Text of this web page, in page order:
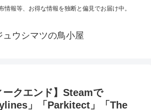
情報等、お得な情報を独断と偏見でお届け中。
ュウシマツの鳥小屋
ークエンド】Steamで
」「Parkitect」「The